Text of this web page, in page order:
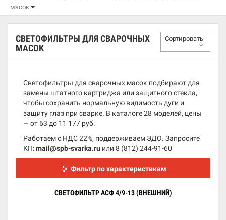
масок
СВЕТОФИЛЬТРЫ ДЛЯ СВАРОЧНЫХ
МАСОК
Сортировать
Светофильтры для сварочных масок подбирают для
замены штатного картриджа или защитного стекла,
чтобы сохранить нормальную видимость дуги и
защиту глаз при сварке. В каталоге 28 моделей, цены
— от 63 до 11 177 руб.
Работаем с НДС 22%, поддерживаем ЭДО. Запросите
КП:mail@spb-svarka.ru или 8 (812) 244-91-60
Фильтр по характеристикам
СВЕТОФИЛЬТР АСФ 4/9-13 (ВНЕШНИЙ)